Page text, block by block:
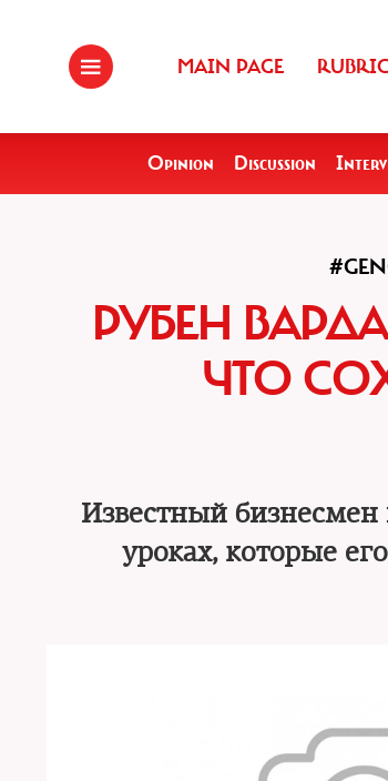
MAIN PAGE
Opinion Discussion
РУБЕН
ЧТО
Известный бизнесмен
уроках, которые